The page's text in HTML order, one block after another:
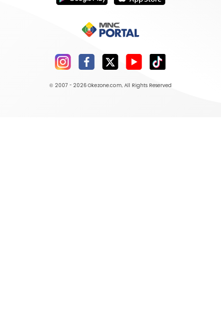
© 2007 - 2026 Okezone.com, All Rights Reserved